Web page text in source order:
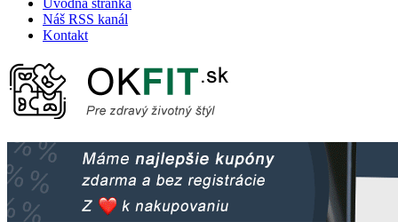
Úvodná stránka
Náš RSS kanál
Kontakt
OkFit.sk
Magazín pre zdravý životný štýl